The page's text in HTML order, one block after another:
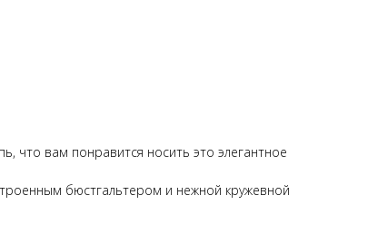
что вам понравится носить это элегантное
бюстгальтером и нежной кружевной